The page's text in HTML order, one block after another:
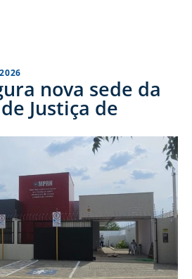
nova sede da
Justiça de